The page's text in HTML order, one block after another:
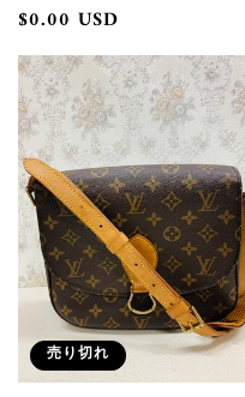
通
常
価
格
$0.00 USD
売り切れ